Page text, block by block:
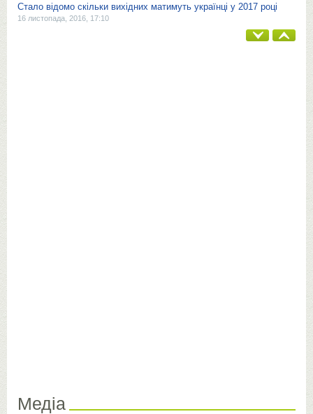
Стало відомо скільки вихідних матимуть українці у 2017 році
16 листопада, 2016, 17:10
Медіа